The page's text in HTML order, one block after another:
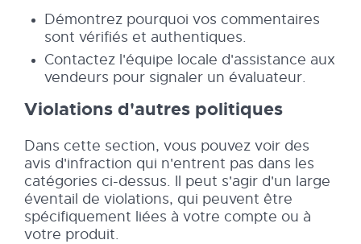
Démontrez pourquoi vos commentaires
sont vérifiés et authentiques.
Contactez l'équipe locale d'assistance aux
vendeurs pour signaler un évaluateur.
Violations d'autres politiques
Dans cette section, vous pouvez voir des
avis d'infraction qui n'entrent pas dans les
catégories ci-dessus. Il peut s'agir d'un large
éventail de violations, qui peuvent être
spécifiquement liées à votre compte ou à
votre produit.